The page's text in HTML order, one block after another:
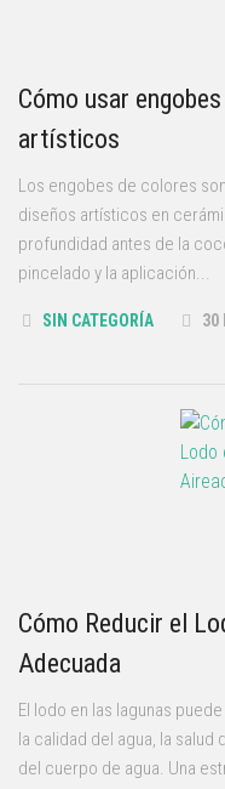
Cómo usar
artísticos
Los engobes de colores
diseños artísticos en
profundidad antes de la
pincelado y la aplicación...
SIN CATEGORÍA 30
Cómo Reducir el
Adecuada
El lodo en las lagunas
la calidad del agua, la salud
del cuerpo de agua. Una